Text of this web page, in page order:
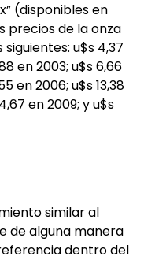
(disponibles en
precios de la onza
u$s 4,37
en 2003; u$s 6,66
en 2006; u$s 13,38
en 2009; y u$s
similar al
de alguna manera
dentro del